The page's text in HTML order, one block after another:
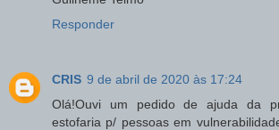
Responder
CRIS 9 de abril de 2020 às 17:24
Olá!Ouvi um pedido de ajuda da
estofaria p/ pessoas em